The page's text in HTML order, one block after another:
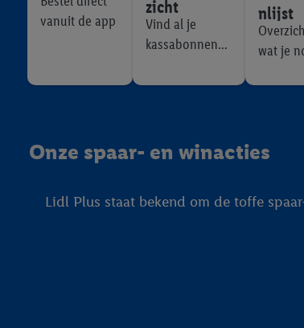
vanuit de app
zicht
Vind al je
kassabonnen
nlijst
wat je
Onze spaar- en winacties
Lidl Plus staat bekend om de toffe
trekken,
over de